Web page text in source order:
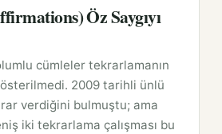
Öz Saygıyı
cümleler tekrarlamanın
2009 tarihli ünlü
verdiğini bulmuştu; ama
iki tekrarlama çalışması bu